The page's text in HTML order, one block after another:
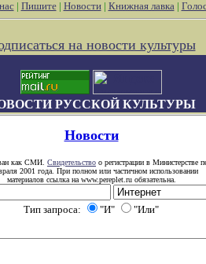
| Пишите| Новости| Книжная лавка|
на новости культуры
РУССКОЙ КУЛЬТУРЫ
Новости
как СМИ. Свидетельство о регистрации в Министерстве
2001 года. При полном или частичном использовании
материалов ссылка на www.pereplet.ru обязательна.
Тип запроса: "И" "Или"